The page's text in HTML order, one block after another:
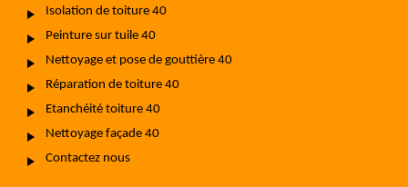
Isolation de toiture 40
Peinture sur tuile 40
Nettoyage et pose de gouttière 40
Réparation de toiture 40
Etanchéité toiture 40
Nettoyage façade 40
Contactez nous